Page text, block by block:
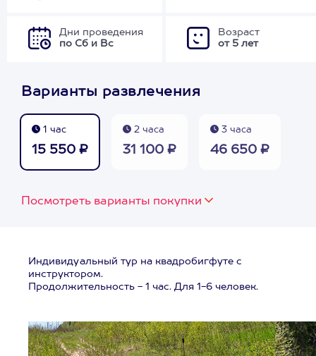
Дни проведения
по Сб и Вс
Возраст
от 5 лет
Варианты развлечения
1 час
15 550 ₽
2 часа
31 100 ₽
3 часа
46 650 ₽
Посмотреть варианты покупки
Индивидуальный тур на квадробигфуте с
инструктором.
Продолжительность - 1 час. Для 1-6 человек.